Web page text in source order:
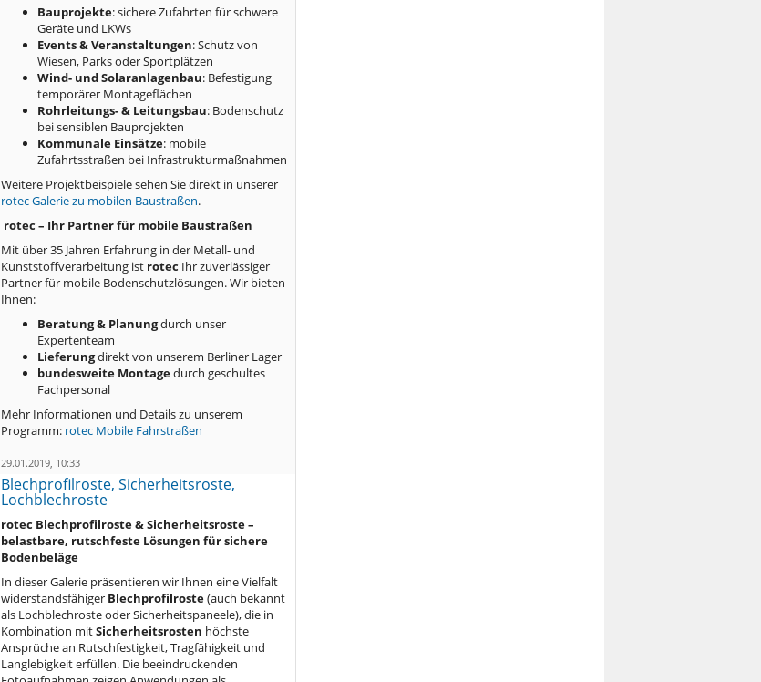
Bauprojekte: sichere Zufahrten für schwere
Geräte und LKWs
Events & Veranstaltungen: Schutz von
Wiesen, Parks oder Sportplätzen
Wind- und Solaranlagenbau: Befestigung
temporärer Montageflächen
Rohrleitungs- & Leitungsbau: Bodenschutz
bei sensiblen Bauprojekten
Kommunale Einsätze: mobile
Zufahrtsstraßen bei Infrastrukturmaßnahmen
Weitere Projektbeispiele sehen Sie direkt in unserer
rotec Galerie zu mobilen Baustraßen.
rotec – Ihr Partner für mobile Baustraßen
Mit über 35 Jahren Erfahrung in der Metall- und
Kunststoffverarbeitung ist rotecIhr zuverlässiger
Partner für mobile Bodenschutzlösungen. Wir bieten
Ihnen:
Beratung & Planungdurch unser
Expertenteam
Lieferungdirekt von unserem Berliner Lager
bundesweite Montagedurch geschultes
Fachpersonal
Mehr Informationen und Details zu unserem
Programm: rotec Mobile Fahrstraßen
29.01.2019, 10:33
Blechprofilroste, Sicherheitsroste,
Lochblechroste
rotec Blechprofilroste & Sicherheitsroste –
belastbare, rutschfeste Lösungen für sichere
Bodenbeläge
In dieser Galerie präsentieren wir Ihnen eine Vielfalt
widerstandsfähiger Blechprofilroste(auch bekannt
als Lochblechroste oder Sicherheitspaneele), die in
Kombination mitSicherheitsrosten höchste
Ansprüche an Rutschfestigkeit, Tragfähigkeit und
Langlebigkeit erfüllen. Die beeindruckenden